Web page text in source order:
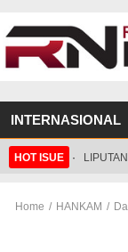
INTERNASIONAL
HOT ISUE ·
Home / HANKAM /